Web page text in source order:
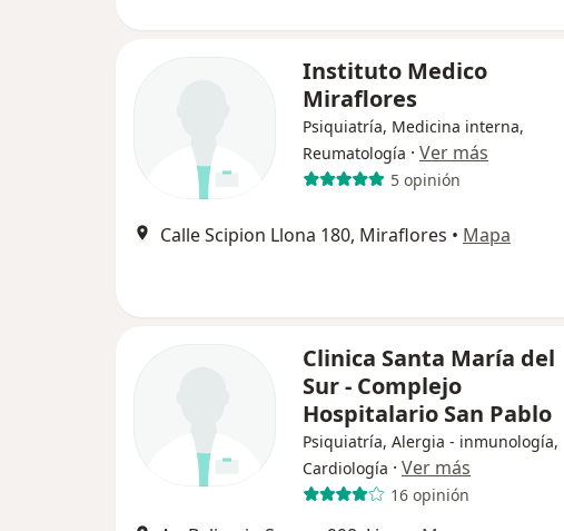
Instituto Medico
Miraflores
Psiquiatría, Medicina interna,
Reumatología · Ver más
5 opinión
Calle Scipion Llona 180, Miraflores • Mapa
Clinica Santa María del
Sur - Complejo
Hospitalario San Pablo
Psiquiatría, Alergia - inmunología,
Cardiología · Ver más
16 opinión